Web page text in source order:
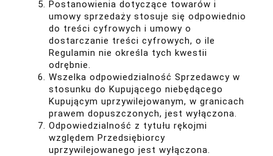
Postanowienia dotyczące towarów i
umowy sprzedaży stosuje się odpowiednio
do treści cyfrowych i umowy o
dostarczanie treści cyfrowych, o ile
Regulamin nie określa tych kwestii
odrębnie.
Wszelka odpowiedzialność Sprzedawcy w
stosunku do Kupującego niebędącego
Kupującym uprzywilejowanym, w granicach
prawem dopuszczonych, jest wyłączona.
Odpowiedzialność z tytułu rękojmi
względem Przedsiębiorcy
uprzywilejowanego jest wyłączona.